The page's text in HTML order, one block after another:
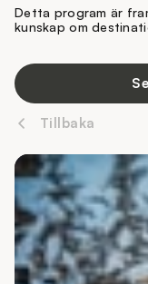
Detta program är
kunskap om
Tillbaka